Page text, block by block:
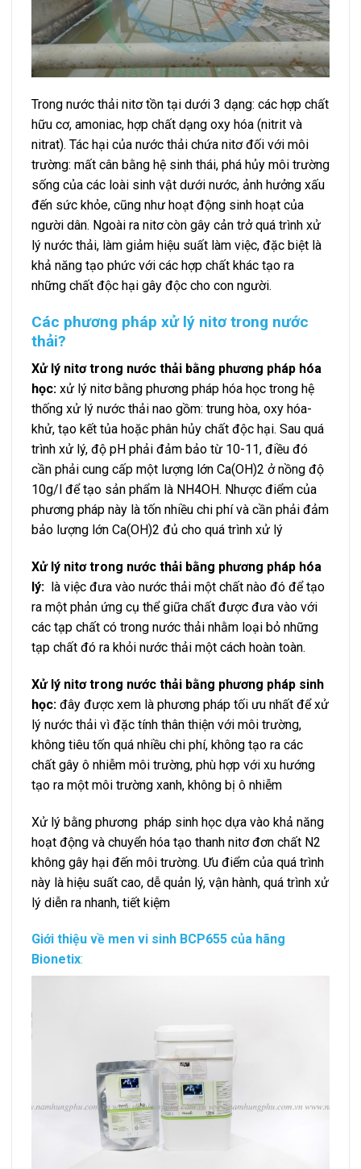
Trong nước thải nitơ tồn tại dưới 3 dạng: các hợp chất
hữu cơ, amoniac, hợp chất dạng oxy hóa (nitrit và
nitrat). Tác hại của nước thải chứa nitơ đối với môi
trường: mất cân bằng hệ sinh thái, phá hủy môi trường
sống của các loài sinh vật dưới nước, ảnh hưởng xấu
đến sức khỏe, cũng như hoạt động sinh hoạt của
người dân. Ngoài ra nitơ còn gây cản trở quá trình xử
lý nước thải, làm giảm hiệu suất làm việc, đặc biệt là
khả năng tạo phức với các hợp chất khác tạo ra
những chất độc hại gây độc cho con người.
Các phương pháp xử lý nitơ trong nước
thải?
Xử lý nitơ trong nước thải bằng phương pháp hóa
học: xử lý nitơ bằng phương pháp hóa học trong hệ
thống xử lý nước thải nao gồm: trung hòa, oxy hóa-
khử, tạo kết tủa hoặc phân hủy chất độc hại. Sau quá
trình xử lý, độ pH phải đảm bảo từ 10-11, điều đó
cần phải cung cấp một lượng lớn Ca(OH)2 ở nồng độ
10g/l để tạo sản phẩm là NH4OH. Nhược điểm của
phương pháp này là tốn nhiều chi phí và cần phải đảm
bảo lượng lớn Ca(OH)2 đủ cho quá trình xử lý
Xử lý nitơ trong nước thải bằng phương pháp hóa
lý: là việc đưa vào nước thải một chất nào đó để tạo
ra một phản ứng cụ thể giữa chất được đưa vào với
các tạp chất có trong nước thải nhằm loại bỏ những
tạp chất đó ra khỏi nước thải một cách hoàn toàn.
Xử lý nitơ trong nước thải bằng phương pháp sinh
học: đây được xem là phương pháp tối ưu nhất để xử
lý nước thải vì đặc tính thân thiện với môi trường,
không tiêu tốn quá nhiều chi phí, không tạo ra các
chất gây ô nhiễm môi trường, phù hợp với xu hướng
tạo ra một môi trường xanh, không bị ô nhiễm
Xử lý bằng phương pháp sinh học dựa vào khả năng
hoạt động và chuyển hóa tạo thanh nitơ đơn chất N2
không gây hại đến môi trường. Ưu điểm của quá trình
này là hiệu suất cao, dễ quản lý, vận hành, quá trình xử
lý diễn ra nhanh, tiết kiệm
Giới thiệu về men vi sinh BCP655 của hãng
Bionetix: